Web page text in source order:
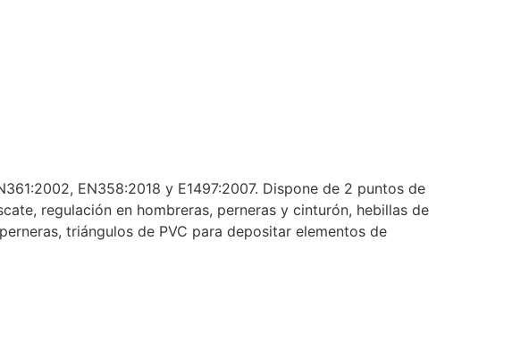
EN358:2018 y E1497:2007. Dispone de 2 puntos de
regulación en hombreras, perneras y cinturón, hebillas de
triángulos de PVC para depositar elementos de